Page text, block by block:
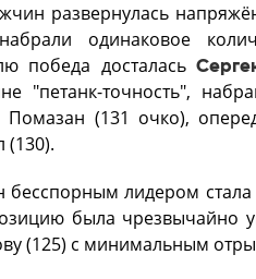
развернулась
одинаковое
победа досталась
"петанк-точность",
Помазан (131 очко),
(130).
лидером стала
была чрезвычайно
(125) с минимальным